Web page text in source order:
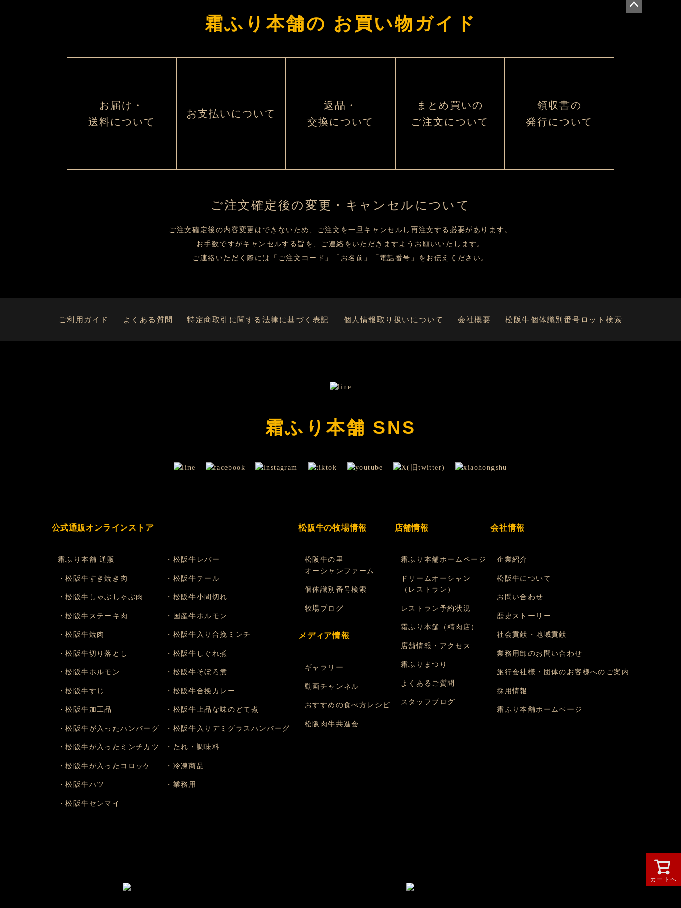
カートへ
霜ふり本舗の お買い物ガイド
お届け・
送料について
お支払いについて
返品・
交換について
まとめ買いの
ご注文について
領収書の
発行について
ご注文確定後の変更・キャンセルについて
ご注文確定後の内容変更はできないため、ご注文を一旦キャンセルし再注文する必要があります。
お手数ですがキャンセルする旨を、ご連絡をいただきますようお願いいたします。
ご連絡いただく際には「ご注文コード」「お名前」「電話番号」をお伝えください。
ご利用ガイド よくある質問 特定商取引に関する法律に基づく表記 個人情報取り扱いについて 会社概要 松阪牛個体識別番号ロット検索
霜ふり本舗 SNS
公式通販オンラインストア
霜ふり本舗 通販
・松阪牛すき焼き肉
・松阪牛しゃぶしゃぶ肉
・松阪牛ステーキ肉
・松阪牛焼肉
・松阪牛切り落とし
・松阪牛ホルモン
・松阪牛すじ
・松阪牛加工品
・松阪牛が入ったハンバーグ
・松阪牛が入ったミンチカツ
・松阪牛が入ったコロッケ
・松阪牛ハツ
・松阪牛センマイ
・松阪牛レバー
・松阪牛テール
・松阪牛小間切れ
・国産牛ホルモン
・松阪牛入り合挽ミンチ
・松阪牛しぐれ煮
・松阪牛そぼろ煮
・松阪牛合挽カレー
・松阪牛上品な味のどて煮
・松阪牛入りデミグラスハンバーグ
・たれ・調味料
・冷凍商品
・業務用
松阪牛の牧場情報
松阪牛の里
オーシャンファーム
個体識別番号検索
牧場ブログ
メディア情報
ギャラリー
動画チャンネル
おすすめの食べ方レシピ
松阪肉牛共進会
店舗情報
霜ふり本舗ホームページ
ドリームオーシャン
（レストラン）
レストラン予約状況
霜ふり本舗（精肉店）
店舗情報・アクセス
霜ふりまつり
よくあるご質問
スタッフブログ
会社情報
企業紹介
松阪牛について
お問い合わせ
歴史ストーリー
社会貢献・地域貢献
業務用卸のお問い合わせ
旅行会社様・団体のお客様へのご案内
採用情報
霜ふり本舗ホームページ